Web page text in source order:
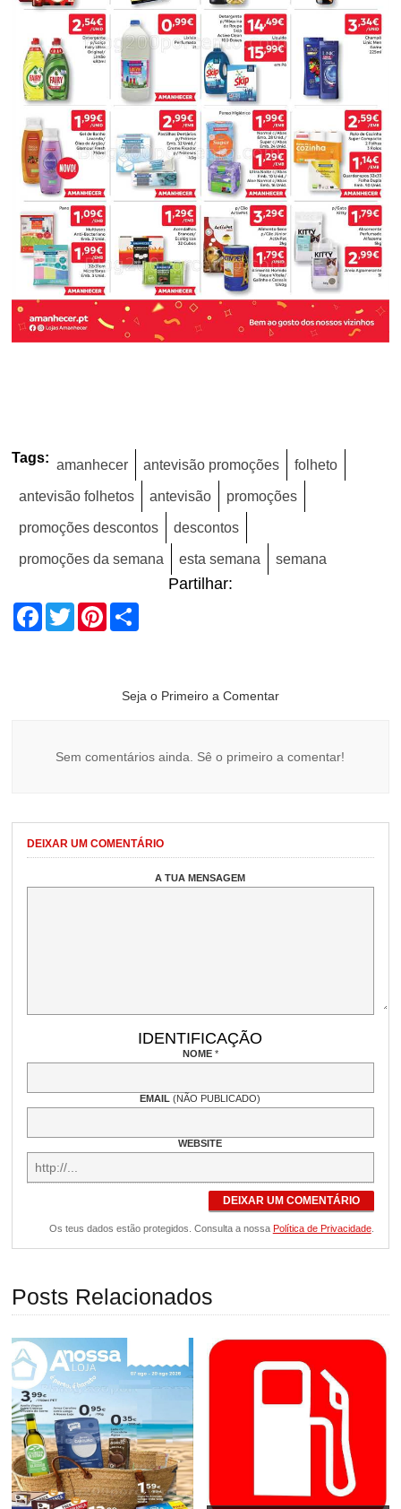
Tags: amanhecer antevisão promoções folheto
antevisão folhetos antevisão promoções
promoções descontos descontos
promoções da semana esta semana semana
Partilhar:
Facebook
TwitterPinterest
Seja o Primeiro a Comentar
Sem comentários ainda. Sê o primeiro a comentar!
DEIXAR UM COMENTÁRIO
A TUA MENSAGEM
IDENTIFICAÇÃO
NOME *
EMAIL(NÃO PUBLICADO)
WEBSITE
DEIXAR UM COMENTÁRIO
Os teus dados estão protegidos. Consulta a nossa Política de Privacidade.
Posts Relacionados